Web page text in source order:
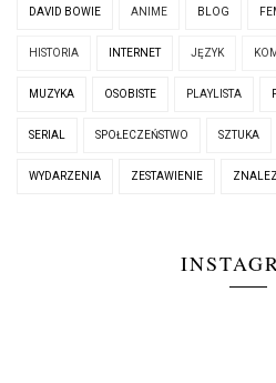
DAVID BOWIE ANIME BLOG
HISTORIA INTERNET JĘZYK
MUZYKA OSOBISTE PLAYLISTA
SERIAL SPOŁECZEŃSTWO SZTUKA
WYDARZENIA ZESTAWIENIE